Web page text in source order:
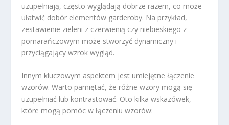
uzupełniają, często wyglądają dobrze razem, co może
ułatwić dobór elementów garderoby. Na przykład,
zestawienie zieleni z czerwienią czy niebieskiego z
pomarańczowym może stworzyć dynamiczny i
przyciągający wzrok wygląd.
Innym kluczowym aspektem jest umiejętne łączenie
wzorów. Warto pamiętać, że różne wzory mogą się
uzupełniać lub kontrastować. Oto kilka wskazówek,
które mogą pomóc w łączeniu wzorów: